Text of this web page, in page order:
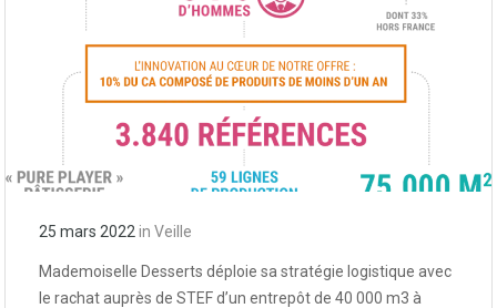
25 mars 2022 in Veille
Mademoiselle Desserts déploie sa stratégie logistique avec
le rachat auprès de STEF d’un entrepôt de 40 000 m3 à